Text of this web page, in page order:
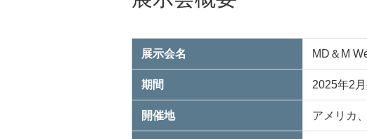
展示会名 MD＆M
期間 2025年2
開催地 アメリカ